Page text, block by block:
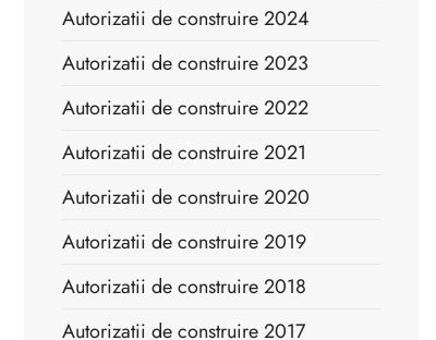
Autorizatii de construire 2024
Autorizatii de construire 2023
Autorizatii de construire 2022
Autorizatii de construire 2021
Autorizatii de construire 2020
Autorizatii de construire 2019
Autorizatii de construire 2018
Autorizatii de construire 2017